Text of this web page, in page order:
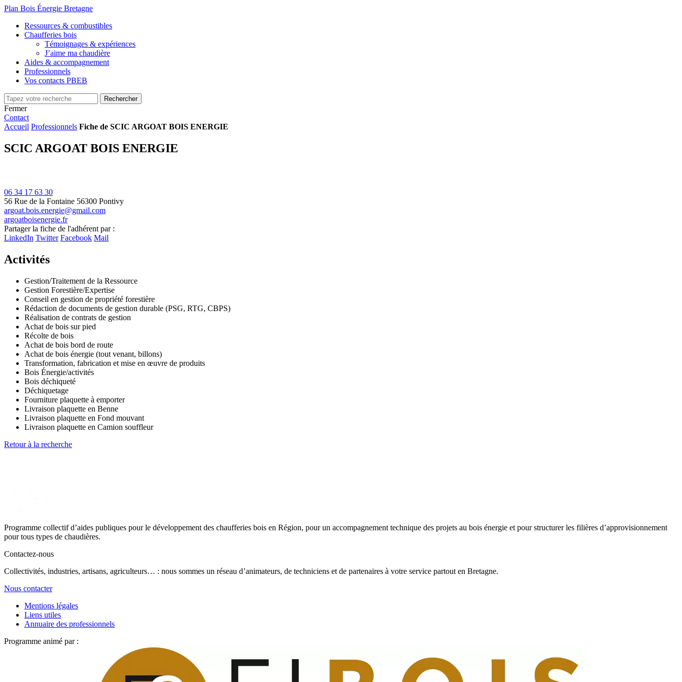
Plan Bois Énergie Bretagne
Ressources & combustibles
Chaufferies bois
Témoignages & expériences
J’aime ma chaudière
Aides & accompagnement
Professionnels
Vos contacts PBEB
Fermer
Contact
Accueil Professionnels Fiche de SCIC ARGOAT BOIS ENERGIE
SCIC ARGOAT BOIS ENERGIE
06 34 17 63 30
56 Rue de la Fontaine 56300 Pontivy
argoat.bois.energie@gmail.com
argoatboisenergie.fr
+
Partager la fiche de l'adhérent par :
LinkedIn Twitter Facebook Mail
Activités
Gestion/Traitement de la Ressource
Gestion Forestière/Expertise
Conseil en gestion de propriété forestière
Rédaction de documents de gestion durable (PSG, RTG, CBPS)
Réalisation de contrats de gestion
Achat de bois sur pied
Récolte de bois
Achat de bois bord de route
Achat de bois énergie (tout venant, billons)
Transformation, fabrication et mise en œuvre de produits
Bois Énergie/activités
Bois déchiqueté
Déchiquetage
Fourniture plaquette à emporter
Livraison plaquette en Benne
Livraison plaquette en Fond mouvant
Livraison plaquette en Camion souffleur
Retour à la recherche
Programme collectif d’aides publiques pour le développement des chaufferies bois en Région, pour un accompagnement technique des projets au bois énergie et pour structurer les filières d’approvisionnement
pour tous types de chaudières.
Contactez-nous
Collectivités, industries, artisans, agriculteurs… : nous sommes un réseau d’animateurs, de techniciens et de partenaires à votre service partout en Bretagne.
Nous contacter
Mentions légales
Liens utiles
Annuaire des professionnels
Programme animé par :